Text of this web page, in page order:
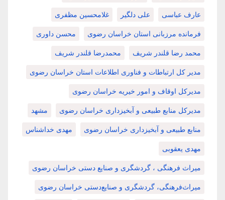
عارف عباسی علی دلگیر غلامحسین مظفری
فرمانده مرزبانی استان خراسان رضوی محسن داوری
محمد رضا قلندر شریف محمدرضا قلندر شریف
مدیر کل ارتباطات و فناوری اطلاعات استان خراسان رضوی
مدیرکل اوقاف و امور خیریه خراسان رضوی
مدیرکل منابع طبیعی و آبخیزداری خراسان رضوی مشهد
منابع طبیعی و آبخیزداری خراسان رضوی مهدی خداشناس
مهدی یعقوبی
میراث فرهنگی ، گردشگری و صنایع دستی خراسان رضوی
میراث‌فرهنگی، گردشگری و صنایع‌دستی خراسان رضوی